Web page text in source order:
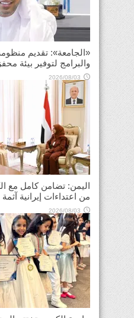
«الجامعة»: تقديم
والبرامج لتوفير بيئة
2026/08/03
اليمن: تضامن كامل مع
من اعتداءات إيرانية آثمة
2026/08/03